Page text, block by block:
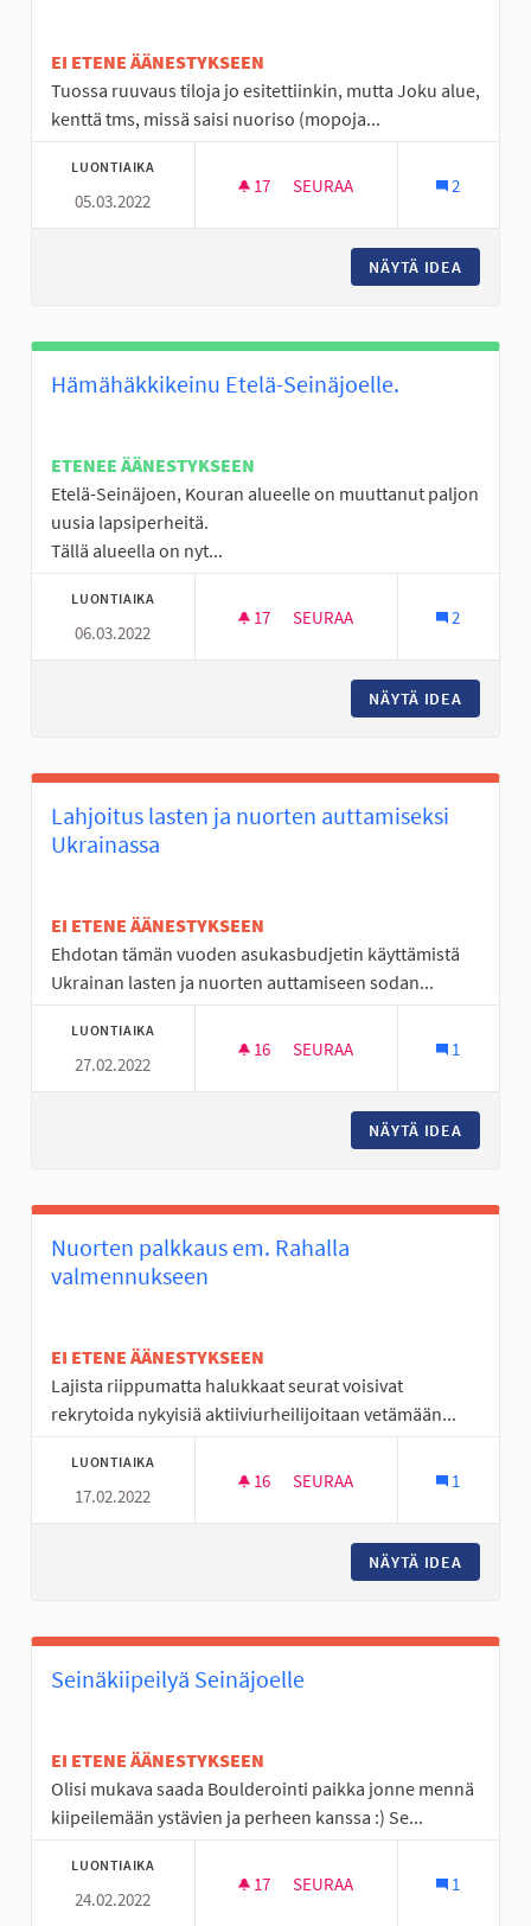
EI ETENE ÄÄNESTYKSEEN
Tuossa ruuvaus tiloja jo esitettiinkin, mutta Joku alue,
kenttä tms, missä saisi nuoriso (mopoja...
LUONTIAIKA
05.03.2022
17 17 SEURAAJAA
SEURAA 2
NÄYTÄ IDEA
Hämähäkkikeinu Etelä-Seinäjoelle.
ETENEE ÄÄNESTYKSEEN
Etelä-Seinäjoen, Kouran alueelle on muuttanut paljon
uusia lapsiperheitä.
Tällä alueella on nyt...
LUONTIAIKA
06.03.2022
17 17 SEURAAJAA
SEURAA 2
NÄYTÄ IDEA
Lahjoitus lasten ja nuorten auttamiseksi
Ukrainassa
EI ETENE ÄÄNESTYKSEEN
Ehdotan tämän vuoden asukasbudjetin käyttämistä
Ukrainan lasten ja nuorten auttamiseen sodan...
LUONTIAIKA
27.02.2022
16 16 SEURAAJAA
SEURAA 1
NÄYTÄ IDEA
Nuorten palkkaus em. Rahalla
valmennukseen
EI ETENE ÄÄNESTYKSEEN
Lajista riippumatta halukkaat seurat voisivat
rekrytoida nykyisiä aktiiviurheilijoitaan vetämään...
LUONTIAIKA
17.02.2022
16 16 SEURAAJAA
SEURAA 1
NÄYTÄ IDEA
Seinäkiipeilyä Seinäjoelle
EI ETENE ÄÄNESTYKSEEN
Olisi mukava saada Boulderointi paikka jonne mennä
kiipeilemään ystävien ja perheen kanssa :) Se...
LUONTIAIKA
24.02.2022
17 17 SEURAAJAA
SEURAA 1